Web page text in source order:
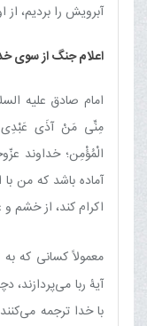
آبرویش را بردیم، از
اعلام جنگ از سوی
امام صادق علیه
مِنِّی مَنْ آذَی عَبْدِی
الْمُؤْمِن؛ خداوند
آماده باشد كه من
اكرام كند، از خشم
معمولاً كسانی كه
آیۀ ربا می‌پردازند،
با خدا ترجمه